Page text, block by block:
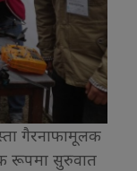
गैरनाफामूलक
रूपमा सुरुवात